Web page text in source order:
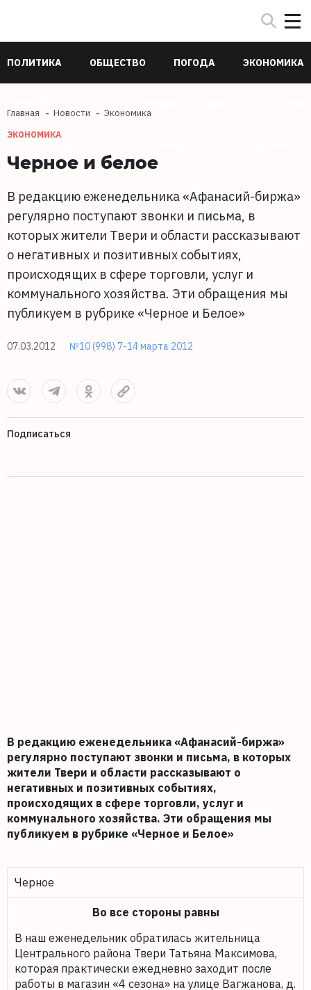
ПОЛИТИКА ОБЩЕСТВО ПОГОДА ЭКОНОМИКА
Главная Новости Экономика
ЭКОНОМИКА
Черное и белое
В редакцию еженедельника «Афанасий-биржа»
регулярно поступают звонки и письма, в
которых жители Твери и области рассказывают
о негативных и позитивных событиях,
происходящих в сфере торговли, услуг и
коммунального хозяйства. Эти обращения мы
публикуем в рубрике «Черное и Белое»
07.03.2012 №10 (998) 7-14 марта 2012
Подписаться
В редакцию еженедельника «Афанасий-биржа»
регулярно поступают звонки и письма, в которых
жители Твери и области рассказывают о
негативных и позитивных событиях,
происходящих в сфере торговли, услуг и
коммунального хозяйства. Эти обращения мы
публикуем в рубрике «Черное и Белое»
Черное
Во все стороны равны
В наш еженедельник обратилась жительница
Центрального района Твери Татьяна Максимова,
которая практически ежедневно заходит после
работы в магазин «4 сезона» на улице Вагжанова, д.